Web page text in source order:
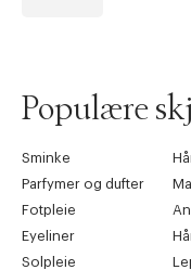
Populære
Sminke
Parfymer og dufter
Fotpleie
Eyeliner
Solpleie